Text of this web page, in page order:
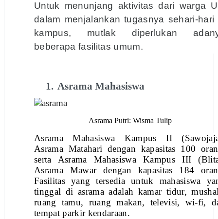
Untuk menunjang aktivitas dari warga
dalam menjalankan tugasnya sehari-hari
kampus, mutlak diperlukan
beberapa fasilitas umum.
1. Asrama Mahasiswa
Asrama Putri: Wisma Tulip
Asrama Mahasiswa Kampus II
Asrama Matahari dengan kapasitas 100
serta Asrama Mahasiswa Kampus III
Asrama Mawar dengan kapasitas 184
Fasilitas yang tersedia untuk mahasiswa
tinggal di asrama adalah kamar tidur,
ruang tamu, ruang makan, televisi, wi-fi,
tempat parkir kendaraan.